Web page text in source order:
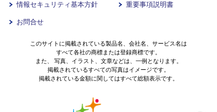
有料老人ホームを選ぶ時のポイント
介護費用とお金について
情報セキュリティ基本方針 重要事項説明書
お問合せ
このサイトに掲載されている製品名、会社名、サービス名は
すべて各社の商標または登録商標です。
また、 写真、イラスト、文章などは、一例となります。
掲載されているすべての写真はイメージです。
掲載されている金額に関してはすべて総額表示です。